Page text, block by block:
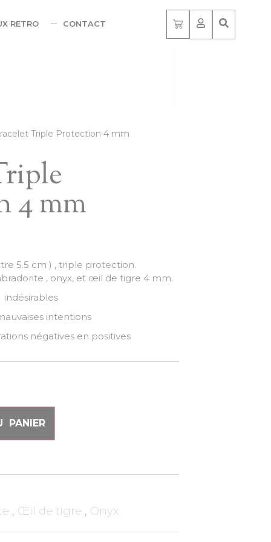
RETRO CONTACT
Triple Protection 4 mm
4 mm
5.5 cm ) , triple protection.
, onyx, et œil de tigre 4 mm.
intentions
négatives en positives
PANIER
, Œil de tigre , Onyx